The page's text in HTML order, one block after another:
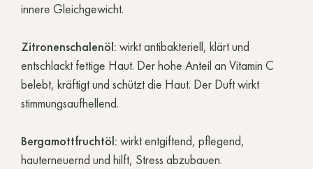
innere Gleichgewicht.
Zitronenschalenöl: wirkt antibakteriell, klärt und
entschlackt fettige Haut. Der hohe Anteil an Vitamin C
belebt, kräftigt und schützt die Haut. Der Duft wirkt
stimmungsaufhellend.
Bergamottfruchtöl: wirkt entgiftend, pflegend,
hauterneuernd und hilft, Stress abzubauen.